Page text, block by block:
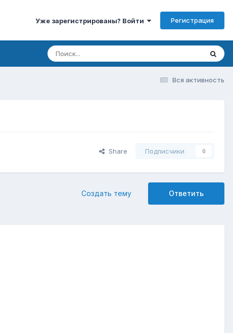
Уже зарегистрированы? Войти Регистрация
Вся активность
Share Подписчики 0
Ответить
Создать тему